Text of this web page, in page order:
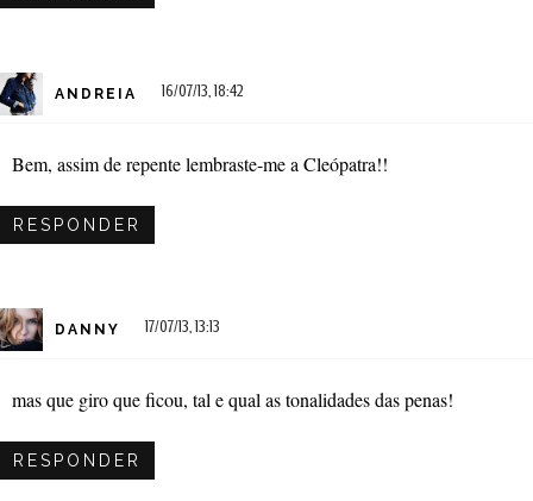
ANDREIA 16/07/13, 18:42
Bem, assim de repente lembraste-me a Cleópatra!!
RESPONDER
DANNY 17/07/13, 13:13
mas que giro que ficou, tal e qual as tonalidades das penas!
RESPONDER